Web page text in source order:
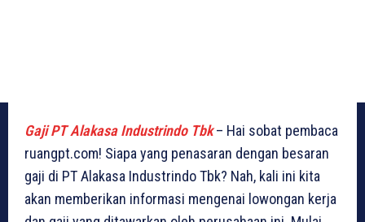
Gaji PT Alakasa Industrindo Tbk– Hai sobat pembaca
ruangpt.com! Siapa yang penasaran dengan besaran
gaji di PT Alakasa Industrindo Tbk? Nah, kali ini kita
akan memberikan informasi mengenai lowongan kerja